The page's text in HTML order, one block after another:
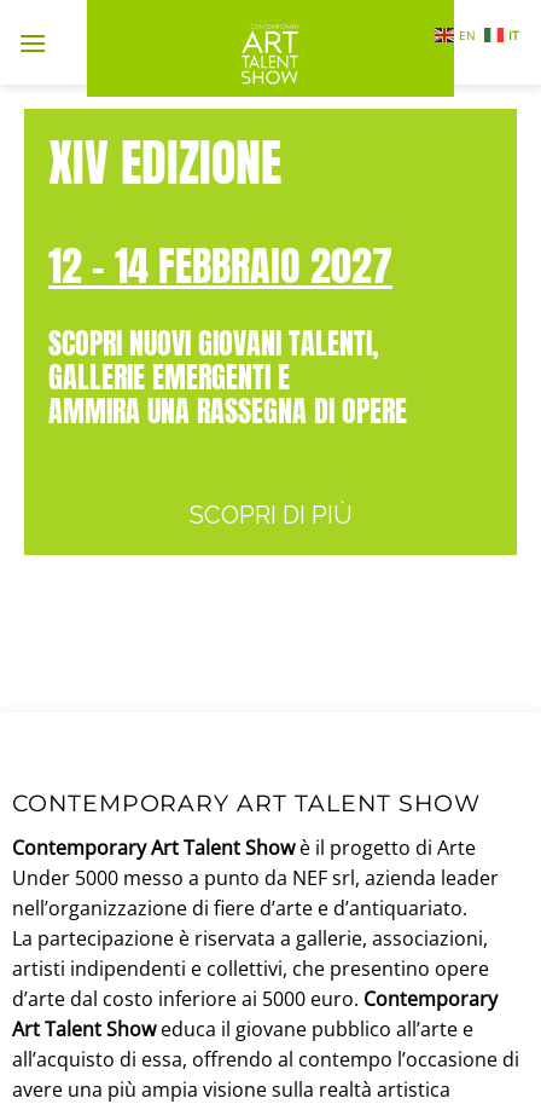
XIV EDIZIONE
12 - 14 FEBBRAIO 2027
SCOPRI NUOVI GIOVANI TALENTI,
GALLERIE EMERGENTI E
AMMIRA UNA RASSEGNA DI OPERE
SCOPRI DI PIÙ
CONTEMPORARY ART TALENT SHOW
Contemporary Art Talent Showè il progetto di Arte
Under 5000 messo a punto da NEF srl, azienda leader
nell’organizzazione di fiere d’arte e d’antiquariato.
La partecipazione è riservata a gallerie, associazioni,
artisti indipendenti e collettivi, che presentino opere
d’arte dal costo inferiore ai 5000 euro. Contemporary
Art Talent Showeduca il giovane pubblico all’arte e
all’acquisto di essa, offrendo al contempo l’occasione di
avere una più ampia visione sulla realtà artistica
EN IT